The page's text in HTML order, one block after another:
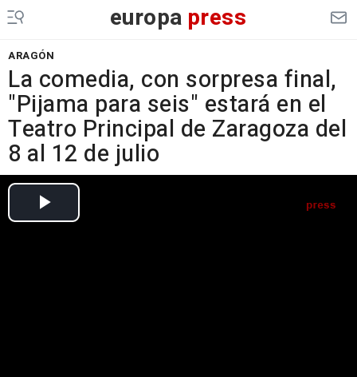
europa press
ARAGÓN
La comedia, con sorpresa final,
"Pijama para seis" estará en el
Teatro Principal de Zaragoza del
8 al 12 de julio